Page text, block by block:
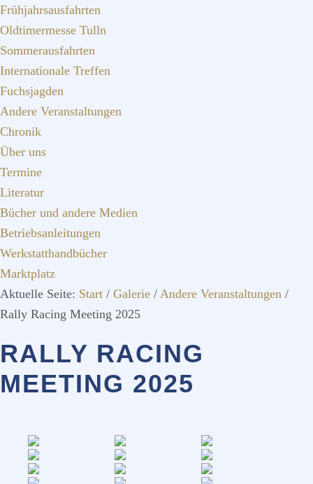
Frühjahrsausfahrten
Oldtimermesse Tulln
Sommerausfahrten
Internationale Treffen
Fuchsjagden
Andere Veranstaltungen
Chronik
Über uns
Termine
Literatur
Bücher und andere Medien
Betriebsanleitungen
Werkstatthandbücher
Marktplatz
Aktuelle Seite: Start / Galerie / Andere Veranstaltungen /
Rally Racing Meeting 2025
RALLY RACING
MEETING 2025